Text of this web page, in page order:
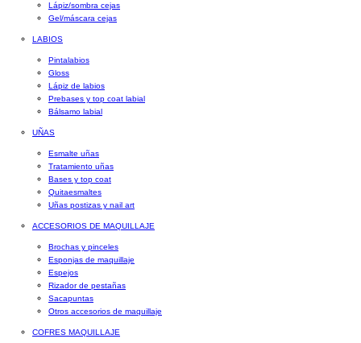
Lápiz/sombra cejas
Gel/máscara cejas
LABIOS
Pintalabios
Gloss
Lápiz de labios
Prebases y top coat labial
Bálsamo labial
UÑAS
Esmalte uñas
Tratamiento uñas
Bases y top coat
Quitaesmaltes
Uñas postizas y nail art
ACCESORIOS DE MAQUILLAJE
Brochas y pinceles
Esponjas de maquillaje
Espejos
Rizador de pestañas
Sacapuntas
Otros accesorios de maquillaje
COFRES MAQUILLAJE